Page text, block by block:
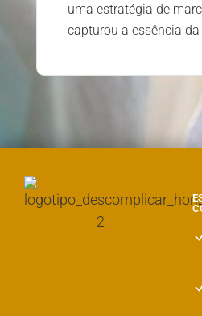
uma estratégia de marca que
capturou a essência da nossa